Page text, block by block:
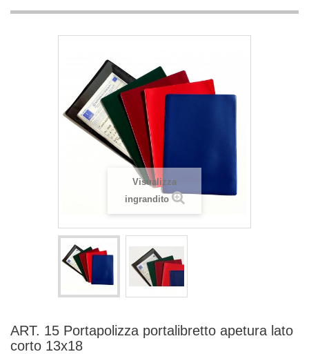
Visualizza
ingrandito
ART. 15 Portapolizza portalibretto apetura lato
corto 13x18